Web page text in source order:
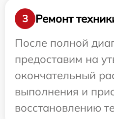
3
Ремонт
После полной
предоставим на
окончательный
выполнения и
восстановлению